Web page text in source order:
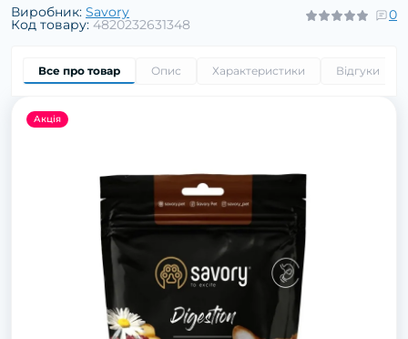
Виробник: Savory
Код товару: 4820232631348
0
Все про товар Опис Характеристики Відгуки
Акція